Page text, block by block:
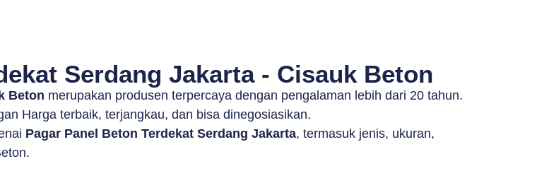
Serdang Jakarta - Cisauk Beton
Beton merupakan produsen terpercaya dengan pengalaman lebih dari 20 tahun.
Harga terbaik, terjangkau, dan bisa dinegosiasikan.
Pagar Panel Beton Terdekat Serdang Jakarta, termasuk jenis, ukuran,